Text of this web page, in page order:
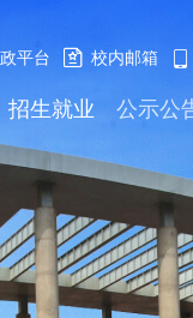
平台 校内邮箱
招生就业 公示公